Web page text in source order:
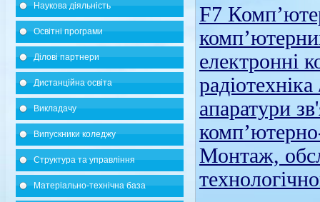
Наукова діяльність
Освітні програми
Ділові партнери
Дистанційна освіта
Викладачу
Випускники коледжу
Структура та управління
Матеріально-технічна база
F7
електронні
апаратури
Монтаж,